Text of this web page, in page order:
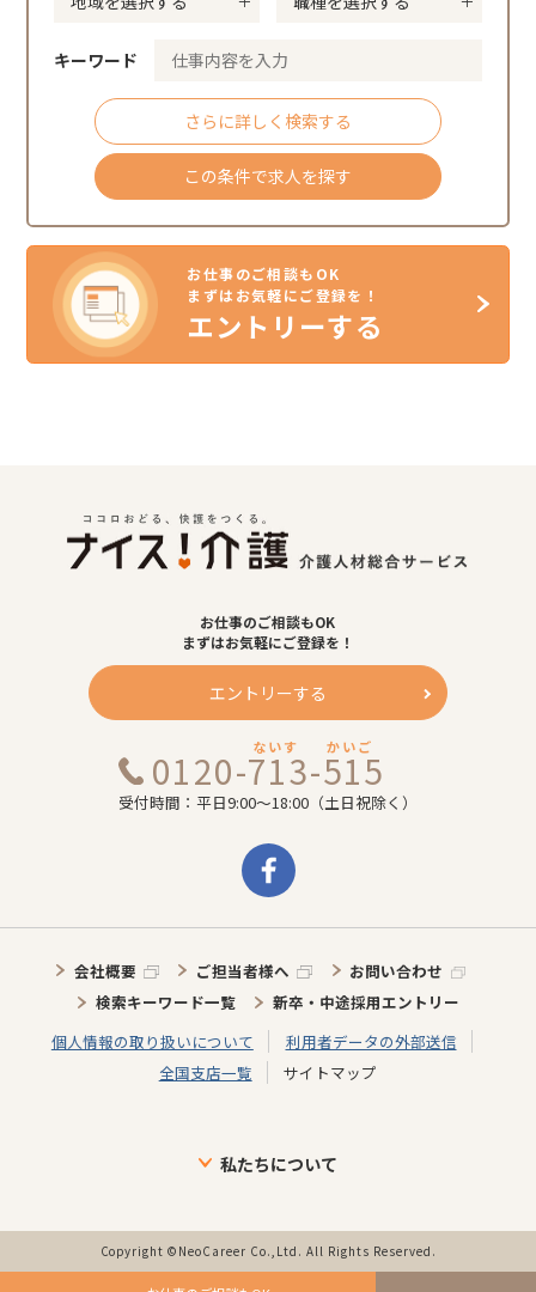
キーワード
さらに詳しく検索する
この条件で求人を探す
お仕事のご相談もOK
まずはお気軽にご登録を！
エントリーする
お仕事のご相談もOK
まずはお気軽にご登録を！
エントリーする
0120-713-515
ないす かいご
受付時間：平日9:00～18:00（土日祝除く）
会社概要 ご担当者様へ
お問い合わせ
検索キーワード一覧
新卒・中途採用エントリー
個人情報の取り扱いについて
利用者データの外部送信
全国支店一覧
サイトマップ
私たちについて
介護スタッフに向けた取り組み
インタビュー 事業の歩み・特徴
Copyright ©NeoCareer Co.,Ltd. All Rights Reserved.